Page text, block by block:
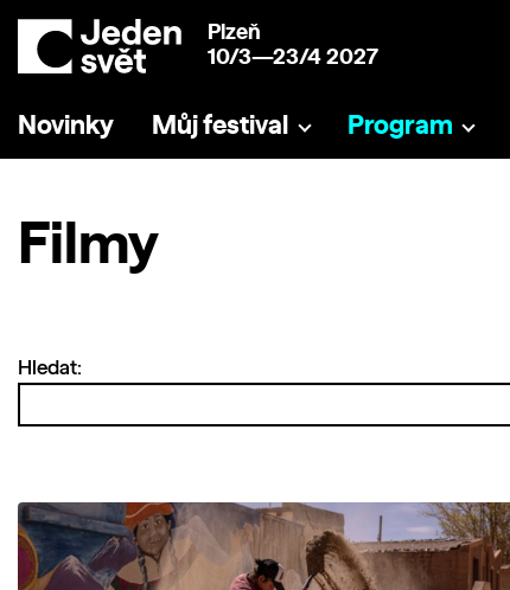
Plzeň
10/3—23/4 2027
Novinky Můj festival Program
Filmy
Hledat: